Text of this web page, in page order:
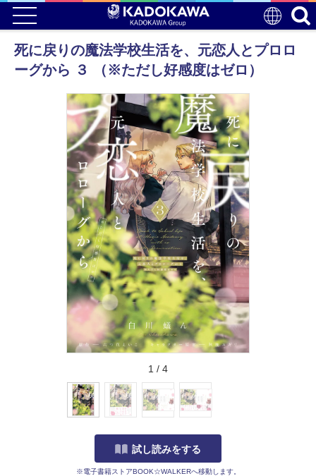
死に戻りの魔法学校生活を、元恋人とプロロ
ーグから ３ （※ただし好感度はゼロ）
1 / 4
試し読みをする
※電子書籍ストアBOOK☆WALKERへ移動します。